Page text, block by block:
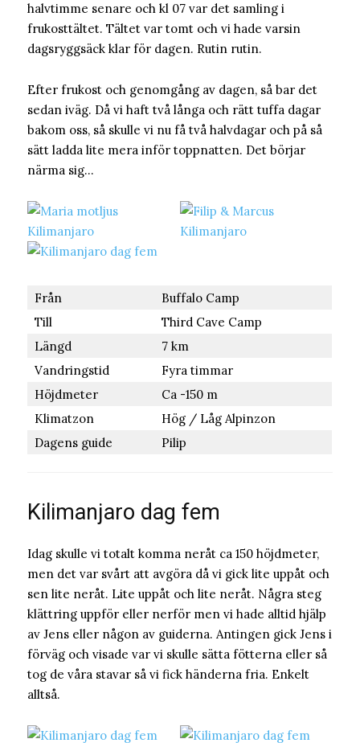
halvtimme senare och kl 07 var det samling i
frukosttältet. Tältet var tomt och vi hade varsin
dagsryggsäck klar för dagen. Rutin rutin.
Efter frukost och genomgång av dagen, så bar det
sedan iväg. Då vi haft två långa och rätt tuffa dagar
bakom oss, så skulle vi nu få två halvdagar och på så
sätt ladda lite mera inför toppnatten. Det börjar
närma sig…
Från
Buffalo Camp
Till
Third Cave Camp
Längd
7 km
Vandringstid
Fyra timmar
Höjdmeter
Ca -150 m
Klimatzon
Hög / Låg Alpinzon
Dagens guide
Pilip
Kilimanjaro dag fem
Idag skulle vi totalt komma neråt ca 150 höjdmeter,
men det var svårt att avgöra då vi gick lite uppåt och
sen lite neråt. Lite uppåt och lite neråt. Några steg
klättring uppför eller nerför men vi hade alltid hjälp
av Jens eller någon av guiderna. Antingen gick Jens i
förväg och visade var vi skulle sätta fötterna eller så
tog de våra stavar så vi fick händerna fria. Enkelt
alltså.